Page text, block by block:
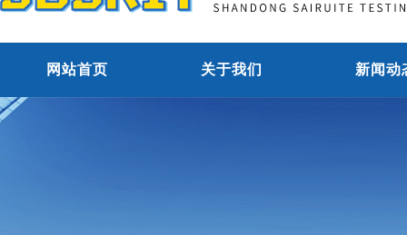
网站首页 关于我们 新闻动